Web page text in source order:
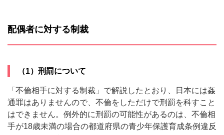
配偶者に対する制裁
（1）刑罰について
「不倫相手に対する制裁」で解説したとおり、日本には姦
通罪はありませんので、不倫をしただけで刑罰を科すこと
はできません。例外的に刑罰の可能性があるのは、不倫相
手が18歳未満の場合の都道府県の青少年保護育成条例違反